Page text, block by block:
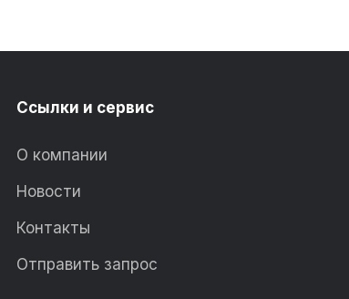
Ссылки и сервис
О компании
Новости
Контакты
Отправить запрос